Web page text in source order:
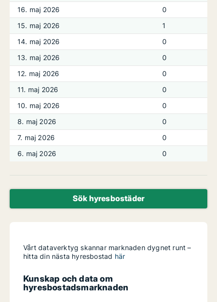
16. maj 2026
0
15. maj 2026
1
14. maj 2026
0
13. maj 2026
0
12. maj 2026
0
11. maj 2026
0
10. maj 2026
0
8. maj 2026
0
7. maj 2026
0
6. maj 2026
0
Sök hyresbostäder
Vårt dataverktyg skannar marknaden dygnet runt –
hitta din nästa hyresbostad här
Kunskap och data om
hyresbostadsmarknaden